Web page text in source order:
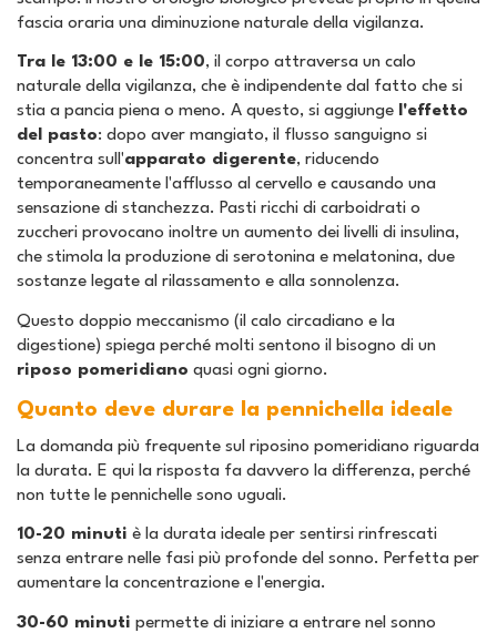
fascia oraria una diminuzione naturale della vigilanza.
Tra le 13:00 e le 15:00, il corpo attraversa un calo
naturale della vigilanza, che è indipendente dal fatto che si
stia a pancia piena o meno. A questo, si aggiunge l'effetto
del pasto: dopo aver mangiato, il flusso sanguigno si
concentra sull'apparato digerente, riducendo
temporaneamente l'afflusso al cervello e causando una
sensazione di stanchezza. Pasti ricchi di carboidrati o
zuccheri provocano inoltre un aumento dei livelli di insulina,
che stimola la produzione di serotonina e melatonina, due
sostanze legate al rilassamento e alla sonnolenza.
Questo doppio meccanismo (il calo circadiano e la
digestione) spiega perché molti sentono il bisogno di un
riposo pomeridiano quasi ogni giorno.
Quanto deve durare la pennichella ideale
La domanda più frequente sul riposino pomeridiano riguarda
la durata. E qui la risposta fa davvero la differenza, perché
non tutte le pennichelle sono uguali.
10-20 minuti è la durata ideale per sentirsi rinfrescati
senza entrare nelle fasi più profonde del sonno. Perfetta per
aumentare la concentrazione e l'energia.
30-60 minuti permette di iniziare a entrare nel sonno